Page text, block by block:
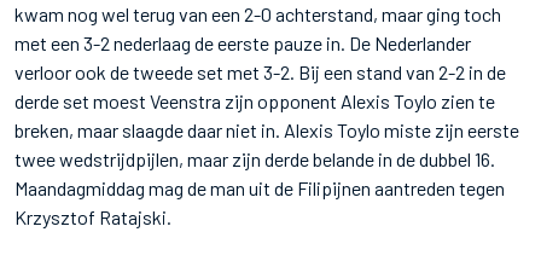
kwam nog wel terug van een 2-0 achterstand, maar ging toch
met een 3-2 nederlaag de eerste pauze in. De Nederlander
verloor ook de tweede set met 3-2. Bij een stand van 2-2 in de
derde set moest Veenstra zijn opponent Alexis Toylo zien te
breken, maar slaagde daar niet in. Alexis Toylo miste zijn eerste
twee wedstrijdpijlen, maar zijn derde belande in de dubbel 16.
Maandagmiddag mag de man uit de Filipijnen aantreden tegen
Krzysztof Ratajski.